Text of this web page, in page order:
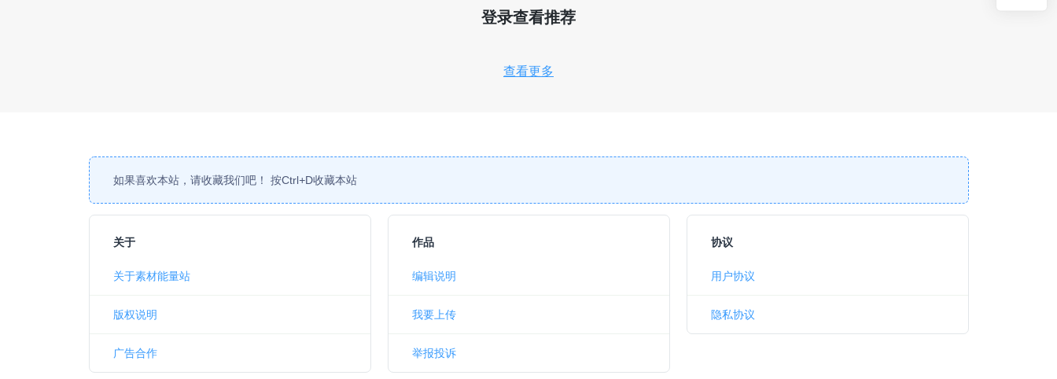
登录查看推荐
查看更多
如果喜欢本站，请收藏我们吧！ 按Ctrl+D收藏本站
关于
关于素材能量站
版权说明
广告合作
作品
编辑说明
我要上传
举报投诉
协议
用户协议
隐私协议